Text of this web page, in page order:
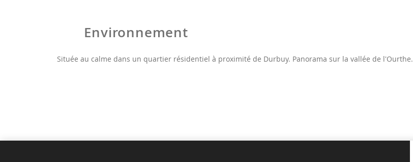
Environnement
Située au calme dans un quartier résidentiel à proximité de Durbuy. Panorama sur la vallée de l'Ourthe.